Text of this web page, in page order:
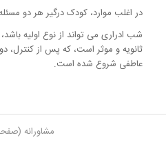
در اغلب موارد، کودک درگیر هر دو
شب ادراری می تواند از نوع اولیه
ثانویه و موثر است، که پس از کنترل،
عاطفی شروع شده است.
مشاورانه